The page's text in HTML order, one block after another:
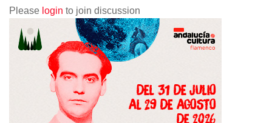
Please login to join discussion